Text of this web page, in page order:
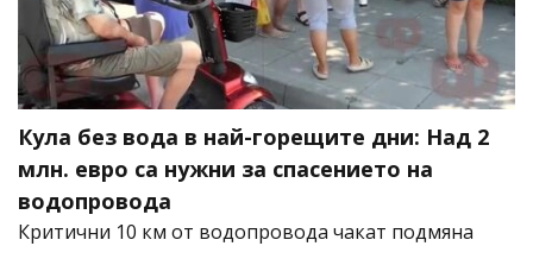
Кула без вода в най-горещите дни: Над 2
млн. евро са нужни за спасението на
водопровода
Критични 10 км от водопровода чакат подмяна